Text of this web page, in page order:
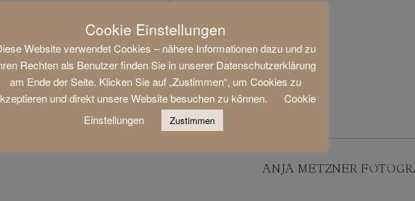
ANJA METZNER
Cookie Einstellungen
Website verwendet Cookies – nähere Informationen dazu und zu
Rechten als Benutzer finden Sie in unserer Datenschutzerklärung
am Ende der Seite. Klicken Sie auf „Zustimmen“, um Cookies zu
und direkt unsere Website besuchen zu können.
Cookie
Einstellungen
Zustimmen